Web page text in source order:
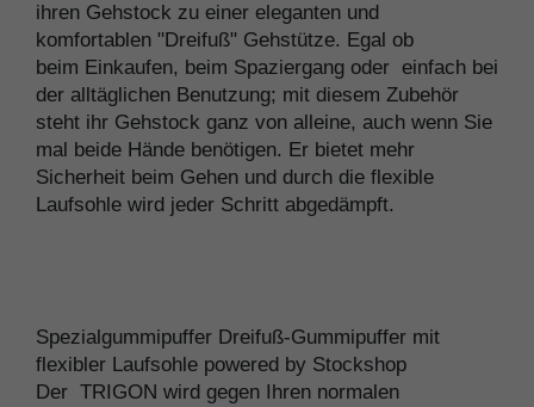
ihren Gehstock zu einer eleganten und
komfortablen "Dreifuß" Gehstütze. Egal ob
beim Einkaufen, beim Spaziergang oder einfach bei
der alltäglichen Benutzung; mit diesem Zubehör
steht ihr Gehstock ganz von alleine, auch wenn Sie
mal beide Hände benötigen. Er bietet mehr
Sicherheit beim Gehen und durch die flexible
Laufsohle wird jeder Schritt abgedämpft.
Spezialgummipuffer Dreifuß-Gummipuffer mit
flexibler Laufsohle powered by Stockshop
Der TRIGON wird gegen Ihren normalen